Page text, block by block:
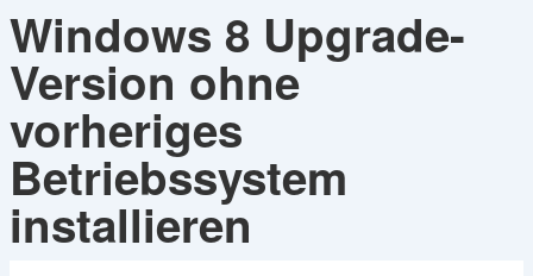
Windows 8 Upgrade-
Version ohne
vorheriges
Betriebssystem
installieren